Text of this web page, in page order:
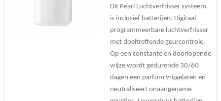
Dit Pearl Luchtverfrisser systeem
is inclusief batterijen. Digitaal
programmeerbare luchtverfrisser
met doeltreffende geurcontrole.
Op een constante en doorlopende
wijze wordt gedurende 30/60
dagen een parfum vrijgelaten en
neutraliseert onaangename